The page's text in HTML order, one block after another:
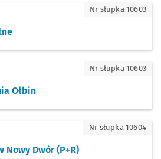
Nr słupka 10603
Ołbin
Nr słupka 10603
Nowy Dwór
Nowy Dwór (P+R)
Nr słupka 10604